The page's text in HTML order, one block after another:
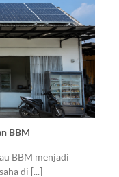
BBM
BBM menjadi
di [...]